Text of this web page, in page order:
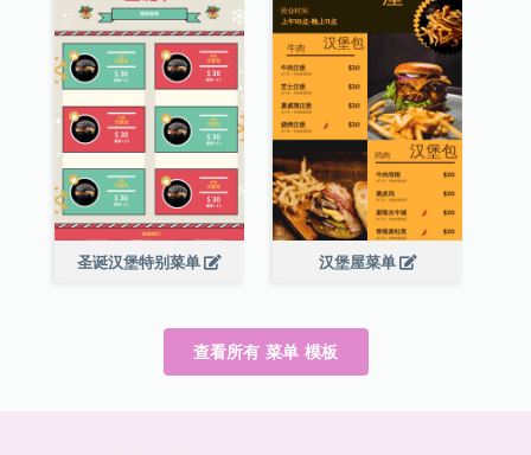
圣诞汉堡特别菜单 汉堡屋菜单
查看所有 菜单 模板